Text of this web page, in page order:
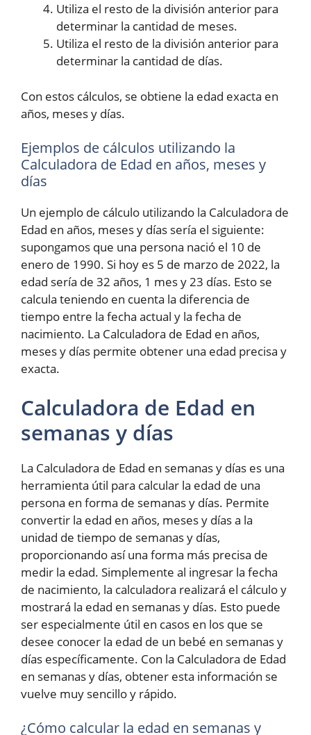
Utiliza el resto de la división anterior para
determinar la cantidad de meses.
Utiliza el resto de la división anterior para
determinar la cantidad de días.
Con estos cálculos, se obtiene la edad exacta en
años, meses y días.
Ejemplos de cálculos utilizando la
Calculadora de Edad en años, meses y
días
Un ejemplo de cálculo utilizando la Calculadora de
Edad en años, meses y días sería el siguiente:
supongamos que una persona nació el 10 de
enero de 1990. Si hoy es 5 de marzo de 2022, la
edad sería de 32 años, 1 mes y 23 días. Esto se
calcula teniendo en cuenta la diferencia de
tiempo entre la fecha actual y la fecha de
nacimiento. La Calculadora de Edad en años,
meses y días permite obtener una edad precisa y
exacta.
Calculadora de Edad en
semanas y días
La Calculadora de Edad en semanas y días es una
herramienta útil para calcular la edad de una
persona en forma de semanas y días. Permite
convertir la edad en años, meses y días a la
unidad de tiempo de semanas y días,
proporcionando así una forma más precisa de
medir la edad. Simplemente al ingresar la fecha
de nacimiento, la calculadora realizará el cálculo y
mostrará la edad en semanas y días. Esto puede
ser especialmente útil en casos en los que se
desee conocer la edad de un bebé en semanas y
días específicamente. Con la Calculadora de Edad
en semanas y días, obtener esta información se
vuelve muy sencillo y rápido.
¿Cómo calcular la edad en semanas y